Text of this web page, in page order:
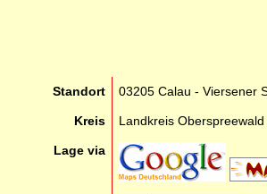
Standort 03205 Calau - Viersener
Kreis Landkreis
Lage via